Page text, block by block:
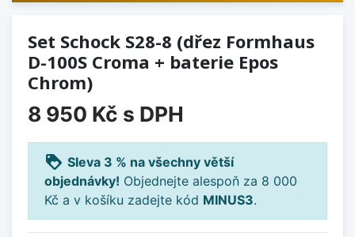
Set Schock S28-8 (dřez Formhaus
D-100S Croma + baterie Epos
Chrom)
8 950 Kč s DPH
loyalty Sleva 3 % na všechny větší
objednávky! Objednejte alespoň za 8 000
Kč a v košíku zadejte kód MINUS3.